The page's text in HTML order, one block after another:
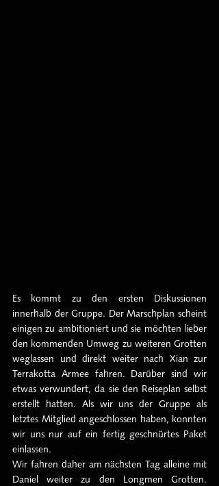
Es kommt zu den ersten Diskussionen
innerhalb der Gruppe. Der Marschplan scheint
einigen zu ambitioniert und sie möchten lieber
den kommenden Umweg zu weiteren Grotten
weglassen und direkt weiter nach Xian zur
Terrakotta Armee fahren. Darüber sind wir
etwas verwundert, da sie den Reiseplan selbst
erstellt hatten. Als wir uns der Gruppe als
letztes Mitglied angeschlossen haben, konnten
wir uns nur auf ein fertig geschnürtes Paket
einlassen.
Wir fahren daher am nächsten Tag alleine mit
Daniel weiter zu den Longmen Grotten.